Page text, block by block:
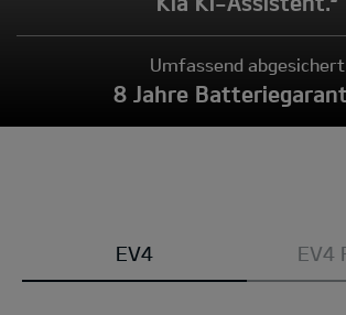
Umfassend abgesichert
8 Jahre
EV4 EV4